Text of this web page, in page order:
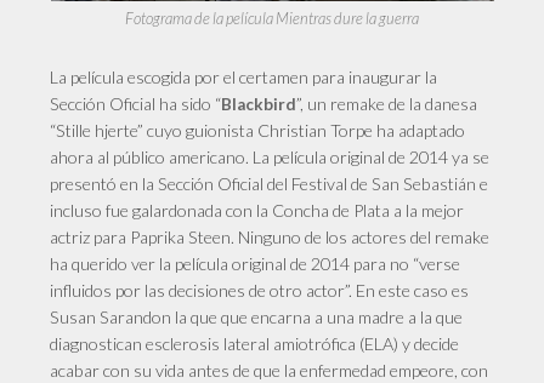
Fotograma de la película Mientras dure la guerra
La película escogida por el certamen para inaugurar la
Sección Oficial ha sido “Blackbird”, un remake de la danesa
“Stille hjerte” cuyo guionista Christian Torpe ha adaptado
ahora al público americano. La película original de 2014 ya se
presentó en la Sección Oficial del Festival de San Sebastián e
incluso fue galardonada con la Concha de Plata a la mejor
actriz para Paprika Steen. Ninguno de los actores del remake
ha querido ver la película original de 2014 para no “verse
influidos por las decisiones de otro actor”. En este caso es
Susan Sarandon la que que encarna a una madre a la que
diagnostican esclerosis lateral amiotrófica (ELA) y decide
acabar con su vida antes de que la enfermedad empeore, con